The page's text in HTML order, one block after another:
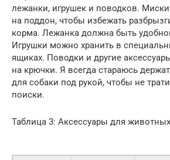
лежанки, игрушек и поводков.
на поддон, чтобы избежать
корма. Лежанка должна быть
Игрушки можно хранить в
ящиках. Поводки и другие
на крючки. Я всегда стараюсь
для собаки под рукой, чтобы не
поиски.
Таблица 3: Аксессуары для